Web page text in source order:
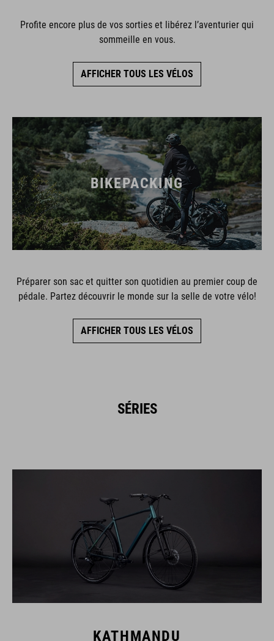
Profite encore plus de vos sorties et libérez l’aventurier qui
sommeille en vous.
AFFICHER TOUS LES VÉLOS
BIKEPACKING
Préparer son sac et quitter son quotidien au premier coup de
pédale. Partez découvrir le monde sur la selle de votre vélo!
AFFICHER TOUS LES VÉLOS
SÉRIES
KATHMANDU